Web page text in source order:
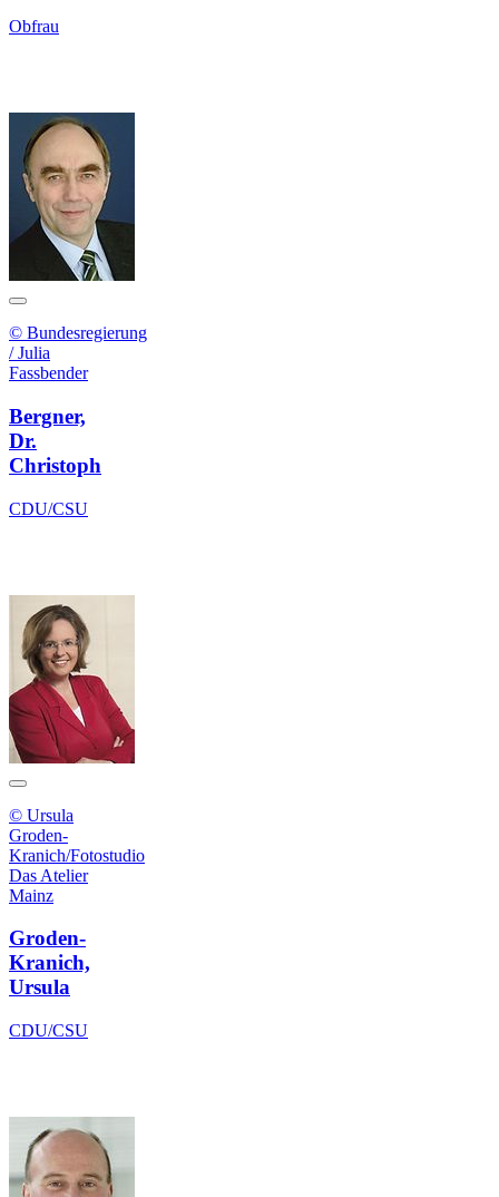
Obfrau
© Bundesregierung
/ Julia
Fassbender
Bergner,
Dr.
Christoph
CDU/CSU
© Ursula
Groden-
Kranich/Fotostudio
Das Atelier
Mainz
Groden-
Kranich,
Ursula
CDU/CSU